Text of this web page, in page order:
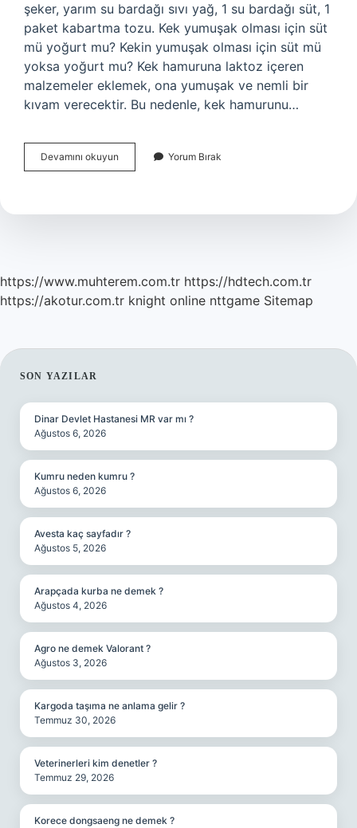
şeker, yarım su bardağı sıvı yağ, 1 su bardağı süt, 1
paket kabartma tozu. Kek yumuşak olması için süt
mü yoğurt mu? Kekin yumuşak olması için süt mü
yoksa yoğurt mu? Kek hamuruna laktoz içeren
malzemeler eklemek, ona yumuşak ve nemli bir
kıvam verecektir. Bu nedenle, kek hamurunu…
Devamını okuyun
Kek
Yorum Bırak
https://www.muhterem.com.tr https://hdtech.com.tr
https://akotur.com.tr knight online nttgame Sitemap
SIDEBAR
SON YAZILAR
Dinar Devlet Hastanesi MR var mı ?
Ağustos 6, 2026
Kumru neden kumru ?
Ağustos 6, 2026
Avesta kaç sayfadır ?
Ağustos 5, 2026
Arapçada kurba ne demek ?
Ağustos 4, 2026
Agro ne demek Valorant ?
Ağustos 3, 2026
Kargoda taşıma ne anlama gelir ?
Temmuz 30, 2026
Veterinerleri kim denetler ?
Temmuz 29, 2026
Korece dongsaeng ne demek ?